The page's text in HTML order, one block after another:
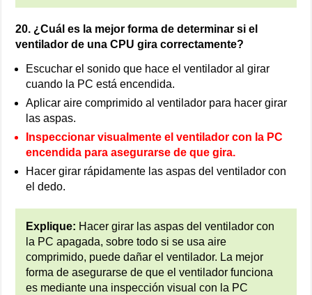
20. ¿Cuál es la mejor forma de determinar si el
ventilador de una CPU gira correctamente?
Escuchar el sonido que hace el ventilador al girar
cuando la PC está encendida.
Aplicar aire comprimido al ventilador para hacer girar
las aspas.
Inspeccionar visualmente el ventilador con la PC
encendida para asegurarse de que gira.
Hacer girar rápidamente las aspas del ventilador con
el dedo.
Explique: Hacer girar las aspas del ventilador con
la PC apagada, sobre todo si se usa aire
comprimido, puede dañar el ventilador. La mejor
forma de asegurarse de que el ventilador funciona
es mediante una inspección visual con la PC